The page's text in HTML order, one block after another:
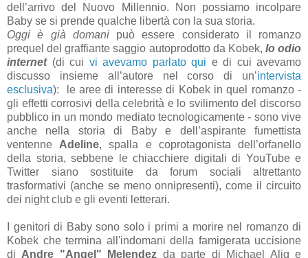
dell’arrivo del Nuovo Millennio. Non possiamo incolpare
Baby se si prende qualche libertà con la sua storia.
Oggi è già domanipuò essere considerato il romanzo
prequel del graffiante saggio autoprodotto da Kobek, Io odio
internet(di cui vi avevamo parlato qui e di cui avevamo
discusso insieme all’autore nel corso di un’intervista
esclusiva): le aree di interesse di Kobek in quel romanzo -
gli effetti corrosivi della celebrità e lo svilimento del discorso
pubblico in un mondo mediato tecnologicamente - sono vive
anche nella storia di Baby e dell’aspirante fumettista
ventenne Adeline, spalla e coprotagonista dell’orfanello
della storia, sebbene le chiacchiere digitali di YouTube e
Twitter siano sostituite da forum sociali altrettanto
trasformativi (anche se meno onnipresenti), come il circuito
dei night club e gli eventi letterari.
I genitori di Baby sono solo i primi a morire nel romanzo di
Kobek che termina all'indomani della famigerata uccisione
di Andre "Angel" Melendez da parte di Michael Alig e